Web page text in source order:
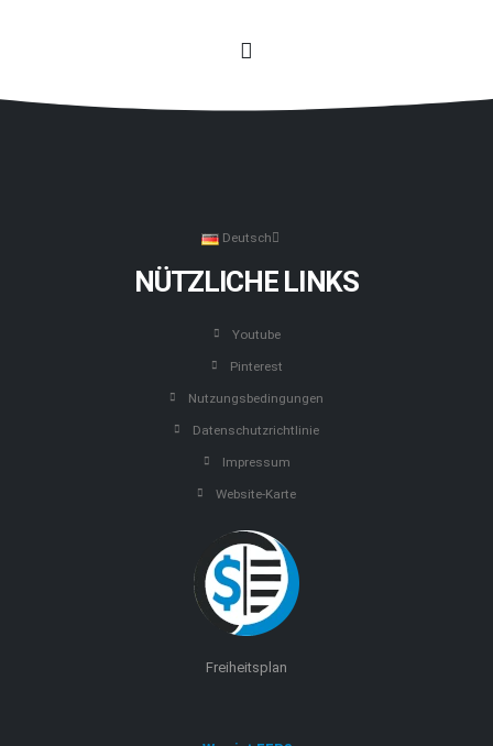
Deutsch
NÜTZLICHE LINKS
Youtube
Pinterest
Nutzungsbedingungen
Datenschutzrichtlinie
Impressum
Website-Karte
Freiheitsplan